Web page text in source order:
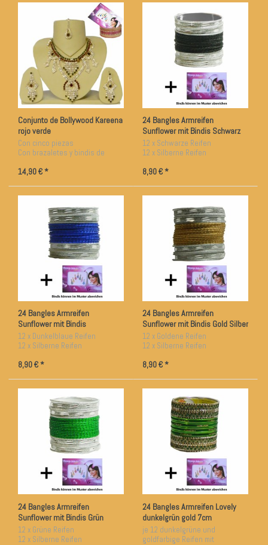
Conjunto de Bollywood Kareena
rojo verde
Con cinco piezas
Con brazaletes y bindis de
14,90 € *
24 Bangles Armreifen
Sunflower mit Bindis Schwarz
Silber 6,5 cm Durchmesser
12 x Schwarze Reifen
12 x Silberne Reifen
8,90 € *
24 Bangles Armreifen
Sunflower mit Bindis
Dunkelblau Silber 6,5 cm
Durchmesser
12 x Dunkelblaue Reifen
12 x Silberne Reifen
8,90 € *
24 Bangles Armreifen
Sunflower mit Bindis Gold Silber
6,5 cm Durchmesser
12 x Goldene Reifen
12 x Silberne Reifen
8,90 € *
24 Bangles Armreifen
Sunflower mit Bindis Grün
Silber 6,5 cm Durchmesser
12 x Grüne Reifen
12 x Silberne Reifen
24 Bangles Armreifen Lovely
dunkelgrün gold 7cm
Durchmesser
je 12 dunkelgrüne und
goldfarbige Reifen mit